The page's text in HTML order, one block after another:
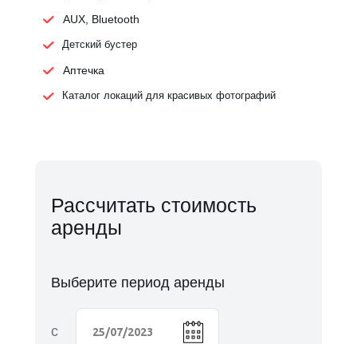
Детский бустер
AUX, Bluetooth
Каталог локаций для красивых фотографий
Аптечка
Рассчитать стоимость
аренды
Выберите период аренды
с